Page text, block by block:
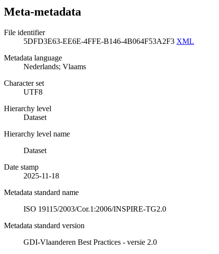
Meta-metadata
File identifier
5DFD3E63-EE6E-4FFE-B146-4B064F53A2F3 XML
Metadata language
Nederlands; Vlaams
Character set
UTF8
Hierarchy level
Dataset
Hierarchy level name
Dataset
Date stamp
2025-11-18
Metadata standard name
ISO 19115/2003/Cor.1:2006/INSPIRE-TG2.0
Metadata standard version
GDI-Vlaanderen Best Practices - versie 2.0